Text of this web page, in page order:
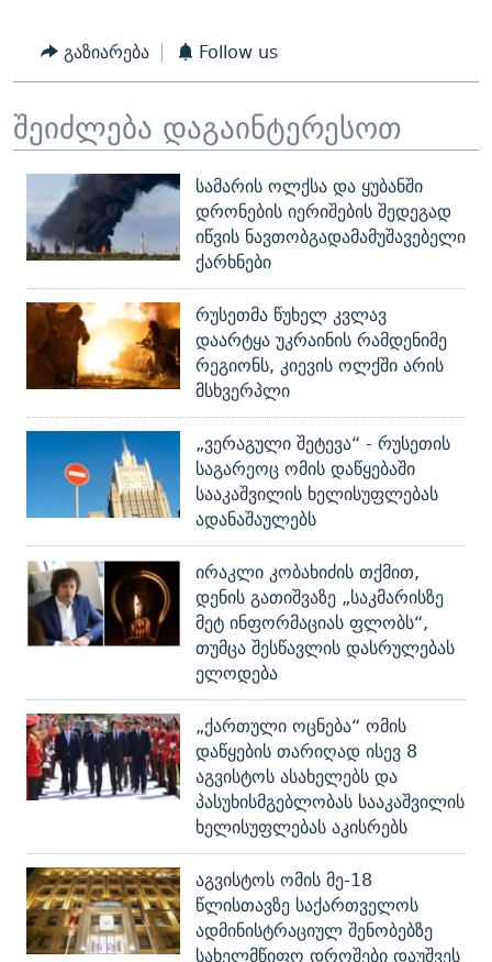
გაზიარება Follow us
შეიძლება დაგაინტერესოთ
სამარის ოლქსა და ყუბანში
დრონების იერიშების შედეგად
იწვის ნავთობგადამამუშავებელი
ქარხნები
რუსეთმა წუხელ კვლავ
დაარტყა უკრაინის რამდენიმე
რეგიონს, კიევის ოლქში არის
მსხვერპლი
„ვერაგული შეტევა“ - რუსეთის
საგარეოც ომის დაწყებაში
სააკაშვილის ხელისუფლებას
ადანაშაულებს
ირაკლი კობახიძის თქმით,
დენის გათიშვაზე „საკმარისზე
მეტ ინფორმაციას ფლობს“,
თუმცა შესწავლის დასრულებას
ელოდება
„ქართული ოცნება“ ომის
დაწყების თარიღად ისევ 8
აგვისტოს ასახელებს და
პასუხისმგებლობას სააკაშვილის
ხელისუფლებას აკისრებს
აგვისტოს ომის მე-18
წლისთავზე საქართველოს
ადმინისტრაციულ შენობებზე
სახელმწიფო დროშები დაუშვეს